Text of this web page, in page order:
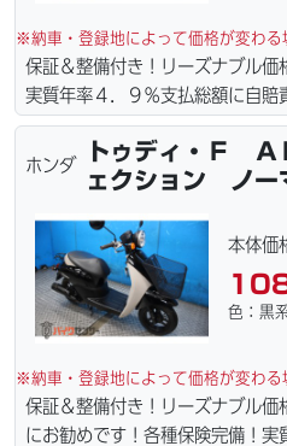
※納車・登録地によって価格が変わる
保証＆整備付き！リーズナブル価
実質年率４．９％支払総額に自賠
どこでも１万円〜4.5万円にて配
港止めになります）。☆盗難保険
ド各種取り扱ってます。仕様変更
てます。当社ホームページにて詳
ホンダ
トゥディ・Ｆ
ェクション ノー
本体価
色：黒
※納車・登録地によって価格が変わる
保証＆整備付き！リーズナブル
にお勧めです！各種保険完備！実